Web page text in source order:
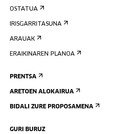
OSTATUA
IRISGARRITASUNA
ARAUAK
ERAIKINAREN PLANOA
PRENTSA
ARETOEN ALOKAIRUA
BIDALI ZURE PROPOSAMENA
GURI BURUZ